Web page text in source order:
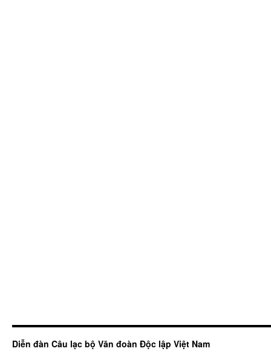
Diễn đàn Câu lạc bộ Văn đoàn Độc lập Việt Nam